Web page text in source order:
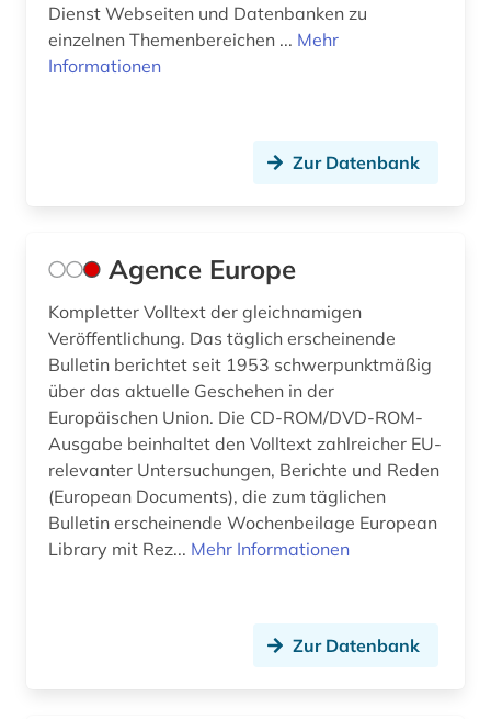
bürgerrechtsbewegung (2)
bürokratie (1)
charta der grundrechte (1)
china (8)
chinesisches recht (1)
codierung (1)
common law (2)
commonwealth (9)
compliance (1)
Dienst Webseiten und Datenbanken zu
einzelnen Themenbereichen ... Mehr
Informationen
Zur Datenbank
Agence Europe
Kompletter Volltext der gleichnamigen
Veröffentlichung. Das täglich erscheinende
Bulletin berichtet seit 1953 schwerpunktmäßig
über das aktuelle Geschehen in der
Europäischen Union. Die CD-ROM/DVD-ROM-
Ausgabe beinhaltet den Volltext zahlreicher EU-
relevanter Untersuchungen, Berichte und Reden
(European Documents), die zum täglichen
Bulletin erscheinende Wochenbeilage European
Library mit Rez... Mehr Informationen
Zur Datenbank